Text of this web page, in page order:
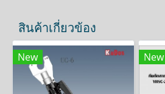
สินค้าเกี่ยวข้อง
New New